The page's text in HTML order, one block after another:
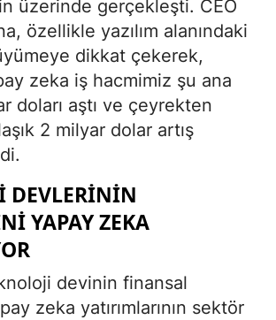
üzerinde gerçekleşti. CEO
özellikle yazılım alanındaki
dikkat çekerek,
zeka iş hacmimiz şu ana
doları aştı ve çeyrekten
2 milyar dolar artış
DEVLERININ
YAPAY ZEKA
devinin finansal
zeka yatırımlarının sektör